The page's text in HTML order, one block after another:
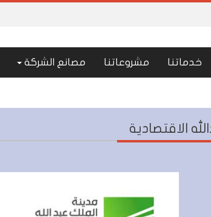
خدماتنا مشروعاتنا مصانع الشركة
الاقتصادية